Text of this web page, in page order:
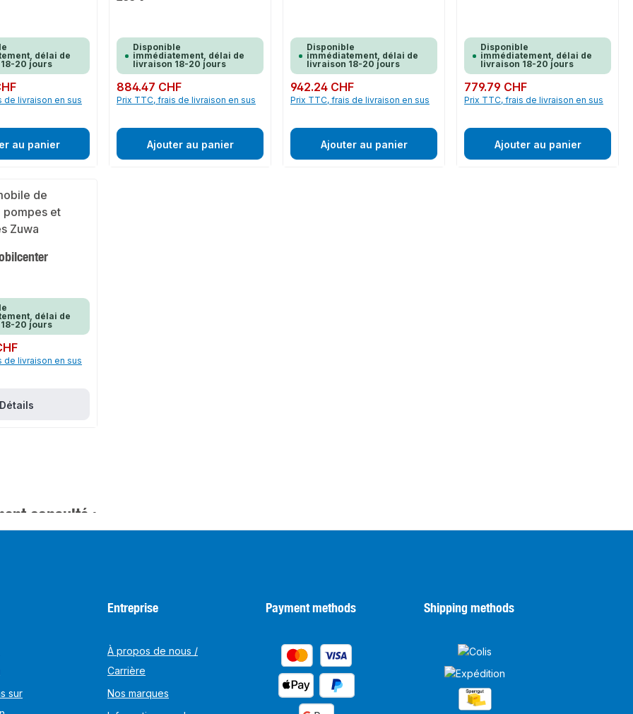
délai de
20 jours
de livraison en sus
au panier
Disponible
immédiatement, délai de
livraison 18-20 jours
Prix régulier :
884.47 CHF
Prix TTC, frais de livraison en sus
Ajouter au panier
Disponible
immédiatement, délai de
livraison 18-20 jours
Prix régulier :
942.24 CHF
Prix TTC, frais de livraison en sus
Ajouter au panier
Disponible
immédiatement, délai de
livraison 18-20 jours
Prix régulier :
779.79 CHF
Prix TTC, frais de livraison en sus
Ajouter au panier
délai de
20 jours
de livraison en sus
Détails
consulté :
sur
Entreprise
À propos de nous /
Carrière
Nos marques
Payment methods Shipping methods